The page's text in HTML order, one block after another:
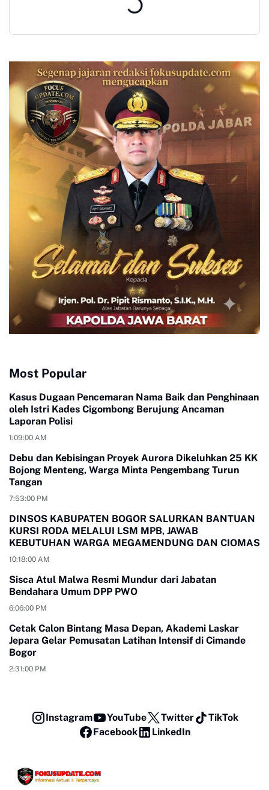
Most Popular
Kasus Dugaan Pencemaran Nama Baik dan Penghinaan
oleh Istri Kades Cigombong Berujung Ancaman
Laporan Polisi
1:09:00 AM
Debu dan Kebisingan Proyek Aurora Dikeluhkan 25 KK
Bojong Menteng, Warga Minta Pengembang Turun
Tangan
7:53:00 PM
DINSOS KABUPATEN BOGOR SALURKAN BANTUAN
KURSI RODA MELALUI LSM MPB, JAWAB
KEBUTUHAN WARGA MEGAMENDUNG DAN CIOMAS
10:18:00 AM
Sisca Atul Malwa Resmi Mundur dari Jabatan
Bendahara Umum DPP PWO
6:06:00 PM
Cetak Calon Bintang Masa Depan, Akademi Laskar
Jepara Gelar Pemusatan Latihan Intensif di Cimande
Bogor
2:31:00 PM
Instagram YouTube Twitter
TikTok
Facebook
LinkedIn